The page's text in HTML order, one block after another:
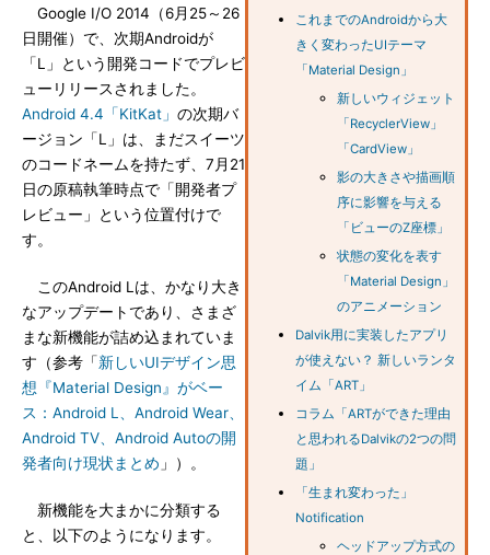
これまでのAndroidから大
きく変わったUIテーマ
「Material Design」
新しいウィジェット
「RecyclerView」
「CardView」
影の大きさや描画順
序に影響を与える
「ビューのZ座標」
状態の変化を表す
「Material Design」
のアニメーション
Dalvik用に実装したアプリ
が使えない？ 新しいランタ
イム「ART」
コラム「ARTができた理由
と思われるDalvikの2つの問
題」
「生まれ変わった」
Notification
ヘッドアップ方式の
Google I/O 2014（6月25～26
日開催）で、次期Androidが
「L」という開発コードでプレビ
ューリリースされました。
Android 4.4「KitKat」 の次期バ
ージョン「L」は、まだスイーツ
のコードネームを持たず、7月21
日の原稿執筆時点で「開発者プ
レビュー」という位置付けで
す。
このAndroid Lは、かなり大き
なアップデートであり、さまざ
まな新機能が詰め込まれていま
す（参考「新しいUIデザイン思
想『Material Design』がベー
ス：Android L、Android Wear、
Android TV、Android Autoの開
発者向け現状まとめ 」）。
新機能を大まかに分類する
と、以下のようになります。